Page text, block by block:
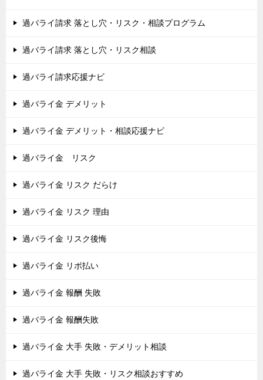
過バライ請求 落とし穴・リスク・相談プログラム
過バライ請求 落とし穴・リスク相談
過バライ請求応援ナビ
過バライ金 デメリット
過バライ金 デメリット・相談応援ナビ
過バライ金 リスク
過バライ金 リスク だらけ
過バライ金 リスク 理由
過バライ金 リスク後悔
過バライ金 リボ払い
過バライ金 報酬 失敗
過バライ金 報酬失敗
過バライ金 大手 失敗・デメリット相談
過バライ金 大手 失敗・リスク相談おすすめ